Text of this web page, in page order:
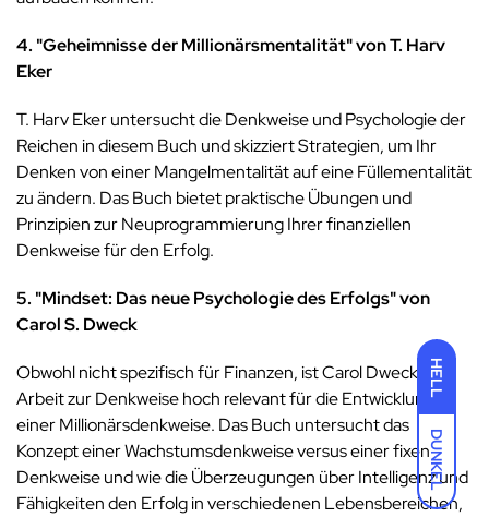
HELL
DUNKEL
4. "Geheimnisse der Millionärsmentalität" von T. Harv
Eker
T. Harv Eker untersucht die Denkweise und Psychologie der
Reichen in diesem Buch und skizziert Strategien, um Ihr
Denken von einer Mangelmentalität auf eine Füllementalität
zu ändern. Das Buch bietet praktische Übungen und
Prinzipien zur Neuprogrammierung Ihrer finanziellen
Denkweise für den Erfolg.
5. "Mindset: Das neue Psychologie des Erfolgs" von
Carol S. Dweck
Obwohl nicht spezifisch für Finanzen, ist Carol Dwecks
Arbeit zur Denkweise hoch relevant für die Entwicklung
einer Millionärsdenkweise. Das Buch untersucht das
Konzept einer Wachstumsdenkweise versus einer fixen
Denkweise und wie die Überzeugungen über Intelligenz und
Fähigkeiten den Erfolg in verschiedenen Lebensbereichen,